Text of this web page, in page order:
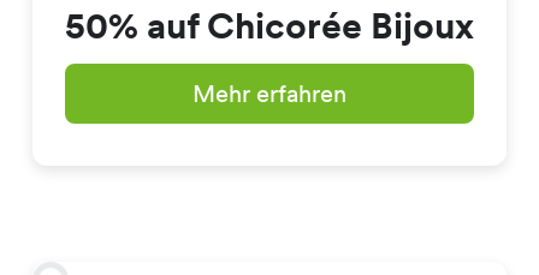
50% auf Chicorée Bijoux
Mehr erfahren